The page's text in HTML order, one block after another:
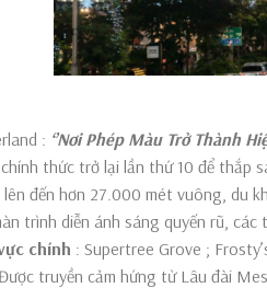
: ‘’Nơi Phép Màu Trở Thành
thức trở lại lần thứ 10 để thắp
đến hơn 27.000 mét vuông, du
trình diễn ánh sáng quyến rũ,
chính : Supertree Grove ;
truyền cảm hứng từ Lâu đài